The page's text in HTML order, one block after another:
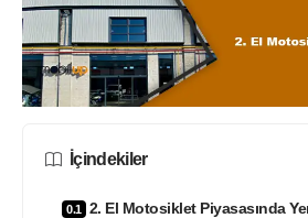
İçindekiler
2. El Motosiklet Piyasasında